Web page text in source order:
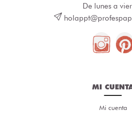
De lunes a
MI
Mi cuenta